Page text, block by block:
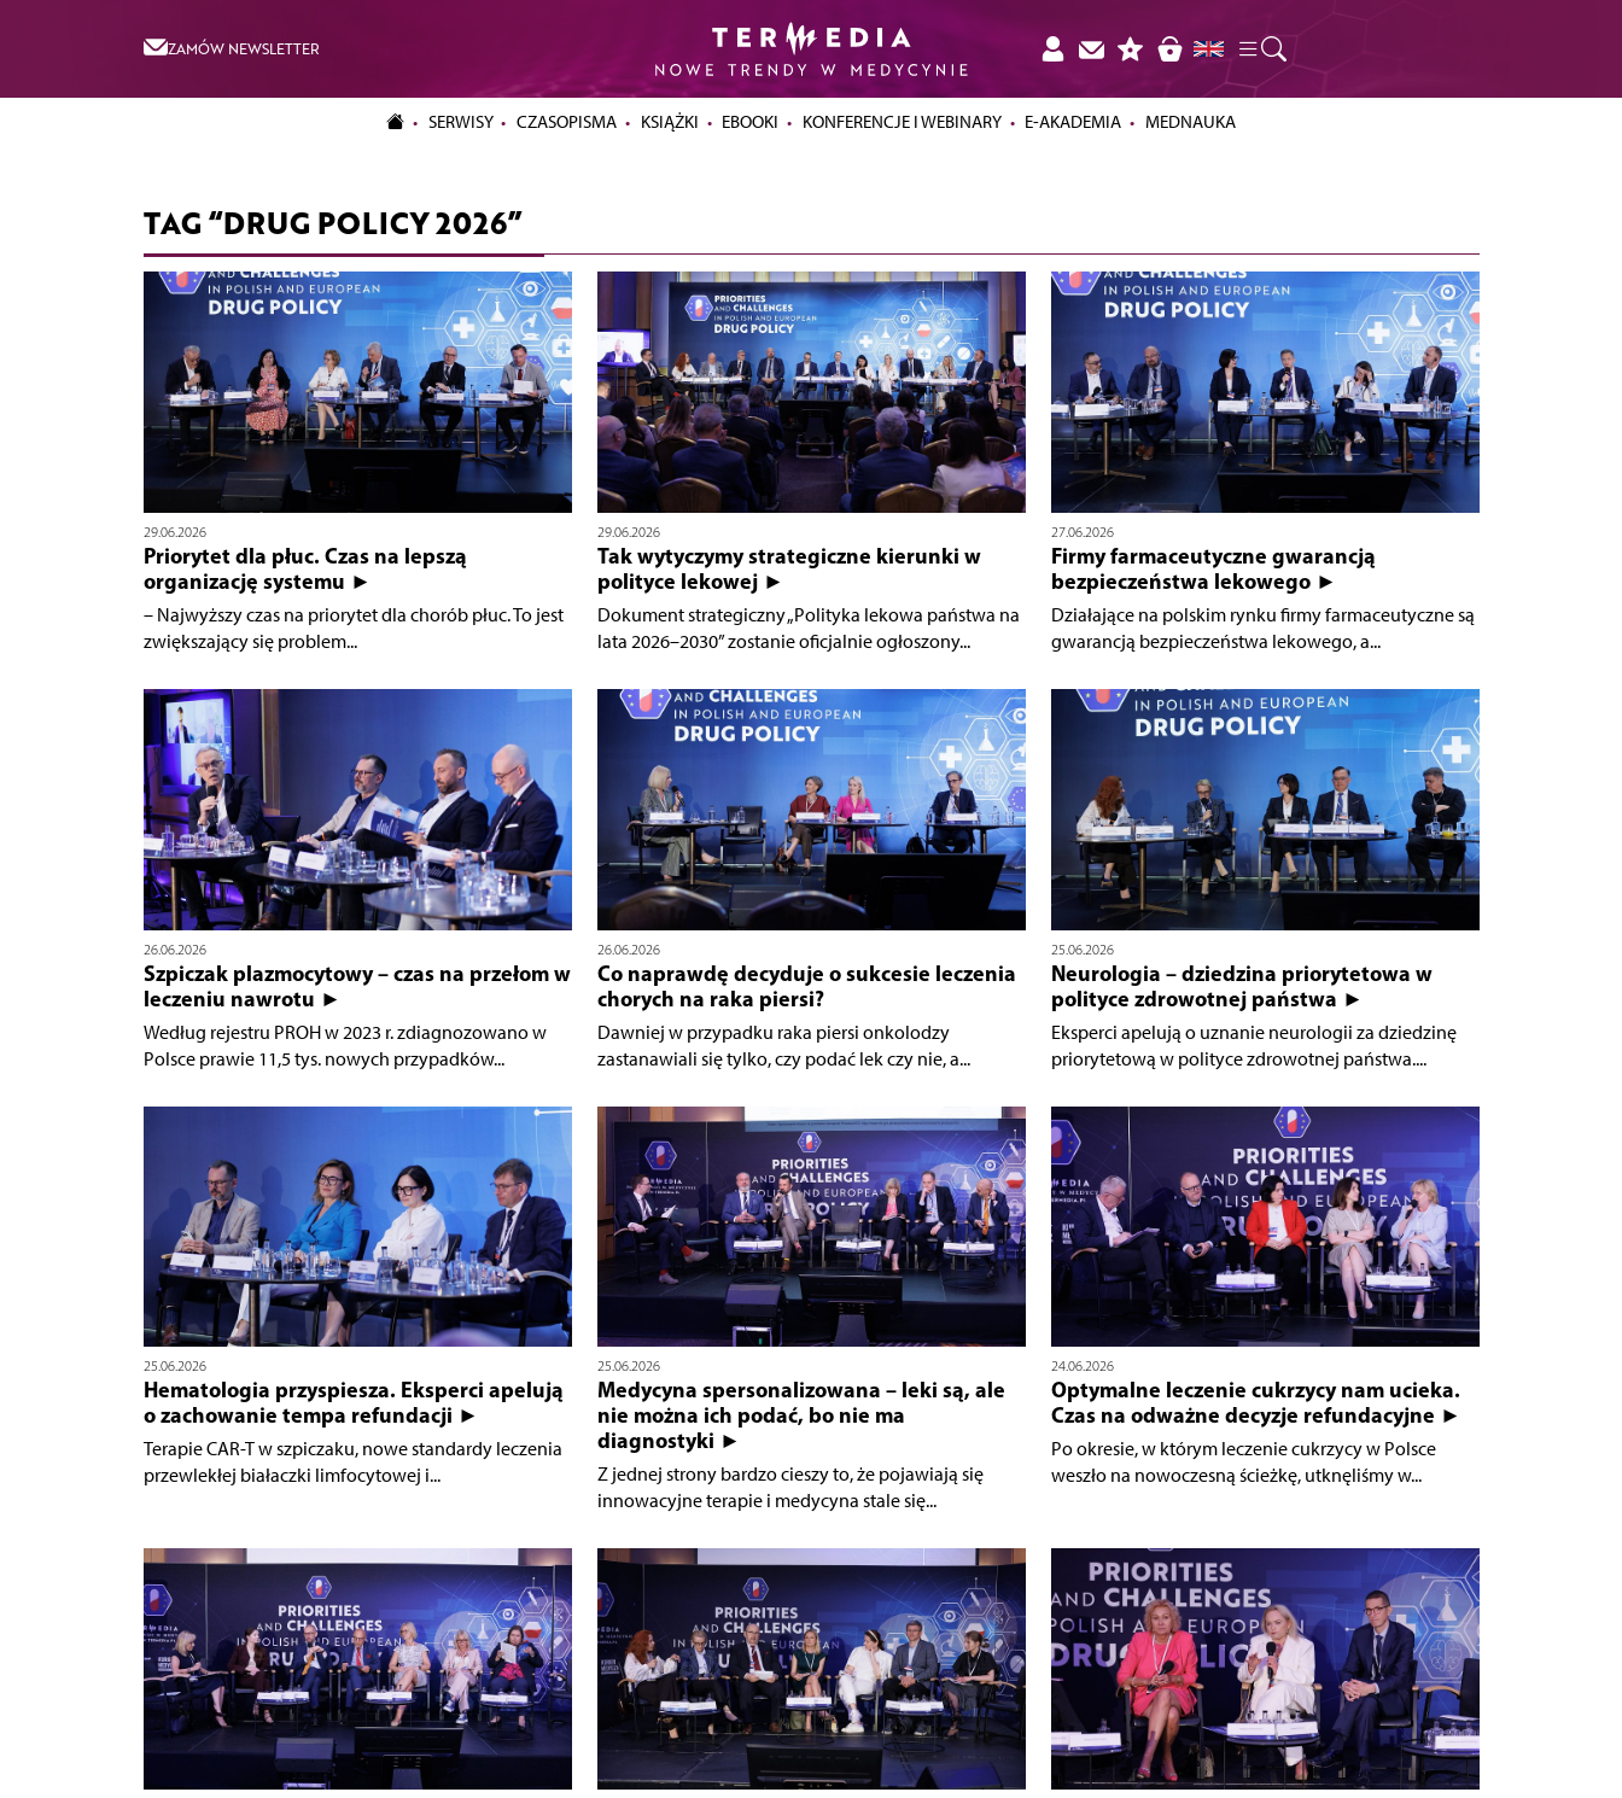
ZAMÓW NEWSLETTER
SERWISY CZASOPISMA KSIĄŻKI EBOOKI KONFERENCJE I WEBINARY E-AKADEMIA MEDNAUKA
TAG “DRUG POLICY 2026”
29.06.2026
Priorytet dla płuc. Czas na lepszą
organizację systemu ►
– Najwyższy czas na priorytet dla chorób płuc. To jest
zwiększający się problem...
29.06.2026
Tak wytyczymy strategiczne kierunki w
polityce lekowej ►
Dokument strategiczny „Polityka lekowa państwa na
lata 2026–2030” zostanie oficjalnie ogłoszony...
27.06.2026
Firmy farmaceutyczne gwarancją
bezpieczeństwa lekowego ►
Działające na polskim rynku firmy farmaceutyczne są
gwarancją bezpieczeństwa lekowego, a...
26.06.2026
Szpiczak plazmocytowy – czas na przełom w
leczeniu nawrotu ►
Według rejestru PROH w 2023 r. zdiagnozowano w
Polsce prawie 11,5 tys. nowych przypadków...
26.06.2026
Co naprawdę decyduje o sukcesie leczenia
chorych na raka piersi?
Dawniej w przypadku raka piersi onkolodzy
zastanawiali się tylko, czy podać lek czy nie, a...
25.06.2026
Neurologia – dziedzina priorytetowa w
polityce zdrowotnej państwa ►
Eksperci apelują o uznanie neurologii za dziedzinę
priorytetową w polityce zdrowotnej państwa....
25.06.2026
Hematologia przyspiesza. Eksperci apelują
o zachowanie tempa refundacji ►
Terapie CAR-T w szpiczaku, nowe standardy leczenia
przewlekłej białaczki limfocytowej i...
25.06.2026
Medycyna spersonalizowana – leki są, ale
nie można ich podać, bo nie ma
diagnostyki ►
Z jednej strony bardzo cieszy to, że pojawiają się
innowacyjne terapie i medycyna stale się...
24.06.2026
Optymalne leczenie cukrzycy nam ucieka.
Czas na odważne decyzje refundacyjne ►
Po okresie, w którym leczenie cukrzycy w Polsce
weszło na nowoczesną ścieżkę, utknęliśmy w...